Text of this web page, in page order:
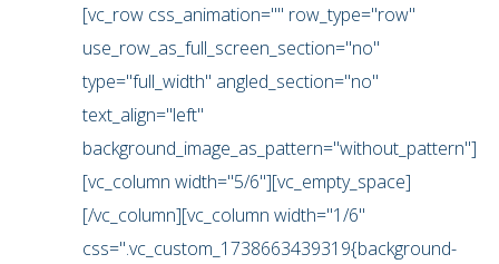
[vc_row css_animation="" row_type="row"
use_row_as_full_screen_section="no"
type="full_width" angled_section="no"
text_align="left"
background_image_as_pattern="without_pattern"]
[vc_column width="5/6"][vc_empty_space]
[/vc_column][vc_column width="1/6"
css=".vc_custom_1738663439319{background-